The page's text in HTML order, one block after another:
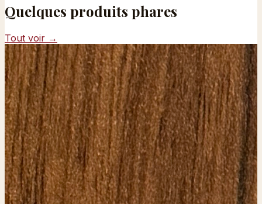
Quelques produits phares
Tout voir →